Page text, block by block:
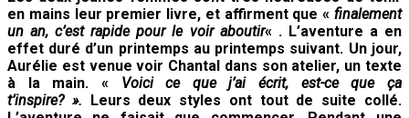
en mains leur premier livre, et affirment que « finalement
un an, c’est rapide pour le voir aboutir« . L’aventure a en
effet duré d’un printemps au printemps suivant. Un jour,
Aurélie est venue voir Chantal dans son atelier, un texte
à la main. « Voici ce que j’ai écrit, est-ce que ça
t’inspire? ». Leurs deux styles ont tout de suite collé.